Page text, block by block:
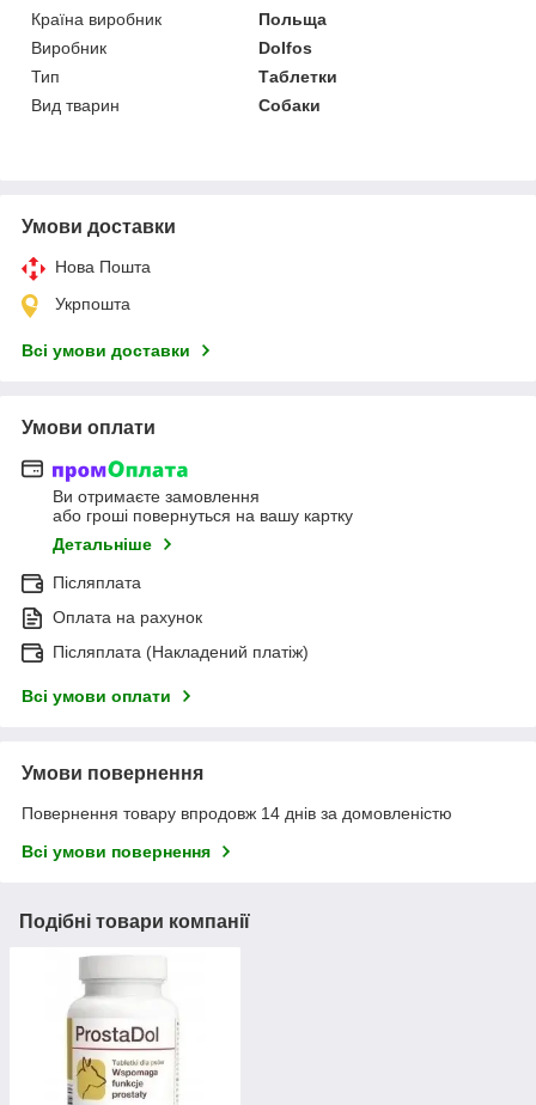
Країна виробник
Польща
Виробник
Dolfos
Тип
Таблетки
Вид тварин
Собаки
Умови доставки
Нова Пошта
Укрпошта
Всі умови доставки
Умови оплати
Ви отримаєте замовлення
або гроші повернуться на вашу картку
Детальніше
Післяплата
Оплата на рахунок
Післяплата (Накладений платіж)
Всі умови оплати
Умови повернення
Повернення товару впродовж 14 днів за домовленістю
Всі умови повернення
Подібні товари компанії